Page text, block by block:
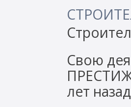
Свою
ПРЕСТИЖ
лет